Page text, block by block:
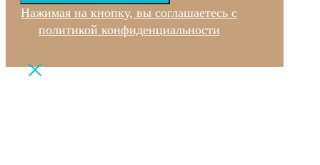
Нажимая на кнопку, вы соглашаетесь с
политикой конфиденциальности